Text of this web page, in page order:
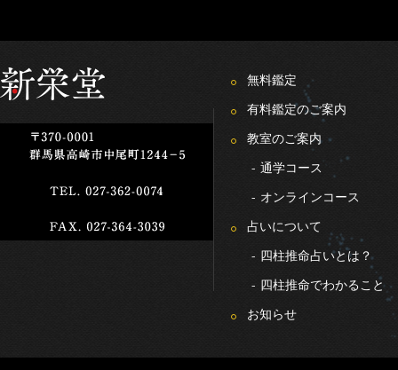
無料鑑定
有料鑑定のご案内
教室のご案内
- 通学コース
- オンラインコース
占いについて
- 四柱推命占いとは？
- 四柱推命でわかること
お知らせ